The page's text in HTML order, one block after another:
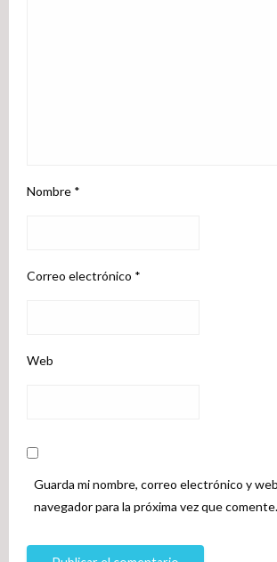
Nombre *
Correo electrónico *
Web
Guarda mi nombre, correo electrónico y
navegador para la próxima vez que comente.